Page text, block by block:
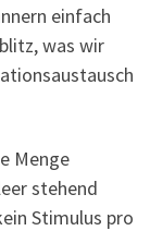
einfach
was wir
Menge
stehend
Stimulus pro